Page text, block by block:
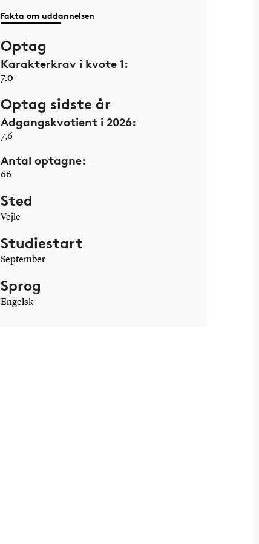
Fakta om uddannelsen
Optag
Karakterkrav i kvote 1:
7.0
Optag sidste år
Adgangskvotient i 2026:
7,6
Antal optagne:
66
Sted
Vejle
Studiestart
September
Sprog
Engelsk